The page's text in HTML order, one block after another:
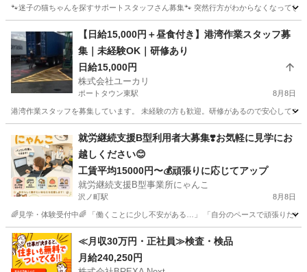
🐾迷子の猫ちゃんを探すサポートスタッフさん募集🐾 突然行方がわからなくなって
その他 スタッフ
【日給15,000円＋昼食付き】港湾作業スタッフ募
集｜未経験OK｜研修あり
日給15,000円
株式会社ユーカリ
ポートタウン東駅 8月8日
港湾作業スタッフを募集しています。 未経験の方も歓迎。研修があるので安心して
ポートタウン東駅 その他 昼ご飯
就労継続支援B型利用者大募集❣️お気軽に見学にお
越しください😊
工賃平均15000円〜💰頑張りに応じてアップ
就労継続支援B型事業所にゃんこ
沢ノ町駅 8月8日
🌈見学・体験受付中🌈 「働くことに少し不安がある…」 「自分のペースで頑張りた
大阪 大阪市 沢ノ町駅 その他 B型
≪月収30万円・正社員≫検査・検品
月給240,250円